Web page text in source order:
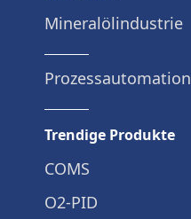
Mineralölindustrie
Prozessautomation
Trendige Produkte
COMS
O2-PID